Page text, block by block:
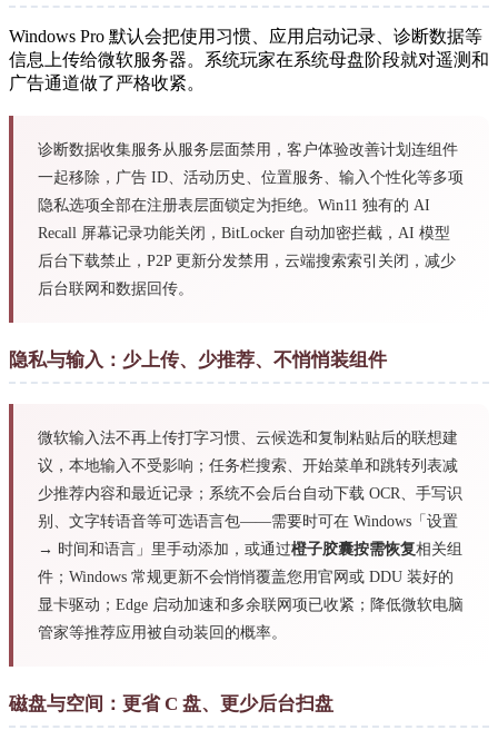
Windows Pro 默认会把使用习惯、应用启动记录、诊断数据等
信息上传给微软服务器。系统玩家在系统母盘阶段就对遥测和
广告通道做了严格收紧。
诊断数据收集服务从服务层面禁用，客户体验改善计划连组件
一起移除，广告 ID、活动历史、位置服务、输入个性化等多项
隐私选项全部在注册表层面锁定为拒绝。Win11 独有的 AI
Recall 屏幕记录功能关闭，BitLocker 自动加密拦截，AI 模型
后台下载禁止，P2P 更新分发禁用，云端搜索索引关闭，减少
后台联网和数据回传。
隐私与输入：少上传、少推荐、不悄悄装组件
微软输入法不再上传打字习惯、云候选和复制粘贴后的联想建
议，本地输入不受影响；任务栏搜索、开始菜单和跳转列表减
少推荐内容和最近记录；系统不会后台自动下载 OCR、手写识
别、文字转语音等可选语言包——需要时可在 Windows「设置
→ 时间和语言」里手动添加，或通过橙子胶囊按需恢复相关组
件；Windows 常规更新不会悄悄覆盖您用官网或 DDU 装好的
显卡驱动；Edge 启动加速和多余联网项已收紧；降低微软电脑
管家等推荐应用被自动装回的概率。
磁盘与空间：更省 C 盘、更少后台扫盘